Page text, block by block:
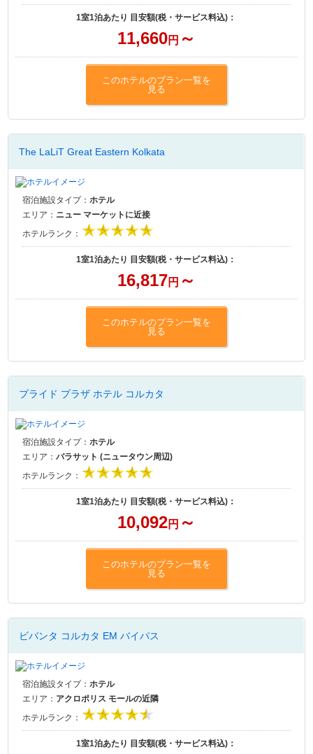
1室1泊あたり 目安額(税・サービス料込)：
11,660円 ～
このホテルのプラン一覧を
見る
The LaLiT Great Eastern Kolkata
宿泊施設タイプ：ホテル
エリア： ニュー マーケットに近接
ホテルランク：
1室1泊あたり 目安額(税・サービス料込)：
16,817円 ～
このホテルのプラン一覧を
見る
プライド プラザ ホテル コルカタ
宿泊施設タイプ：ホテル
エリア：バラサット (ニュータウン周辺)
ホテルランク：
1室1泊あたり 目安額(税・サービス料込)：
10,092円 ～
このホテルのプラン一覧を
見る
ビバンタ コルカタ EM バイパス
宿泊施設タイプ：ホテル
エリア： アクロポリス モールの近隣
ホテルランク：
1室1泊あたり 目安額(税・サービス料込)：